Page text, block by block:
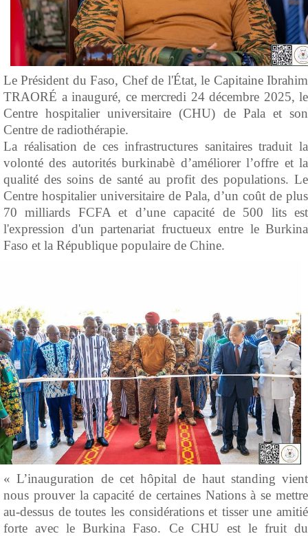
Le Président du Faso, Chef de l'État, le Capitaine Ibrahim
TRAORÉ a inauguré, ce mercredi 24 décembre 2025, le
Centre hospitalier universitaire (CHU) de Pala et son
Centre de radiothérapie.
La réalisation de ces infrastructures sanitaires traduit la
volonté des autorités burkinabè d’améliorer l’offre et la
qualité des soins de santé au profit des populations. Le
Centre hospitalier universitaire de Pala, d’un coût de plus
70 milliards FCFA et d’une capacité de 500 lits est
l'expression d'un partenariat fructueux entre le Burkina
Faso et la République populaire de Chine.
« L’inauguration de cet hôpital de haut standing vient
nous prouver la capacité de certaines Nations à se mettre
au-dessus de toutes les considérations et tisser une amitié
forte avec le Burkina Faso. Ce CHU est le fruit du